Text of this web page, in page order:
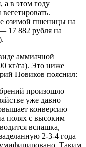
а в этом году
озимой пшеницы на
17 882 рубля на
аммиачной
кг/га). Это ниже
Новиков пояснил:
произошло
уже давно
конверсию
полях с высоким
вспашка,
2-3-4 года
Таким